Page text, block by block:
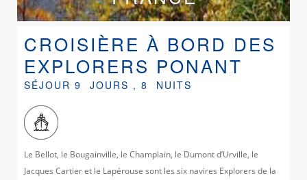
CROISIÈRE À BORD DES
EXPLORERS PONANT
SÉJOUR 9 JOURS , 8 NUITS
Le Bellot, le Bougainville, le Champlain, le Dumont d’Urville, le
Jacques Cartier et le Lapérouse sont les six navires Explorers de la